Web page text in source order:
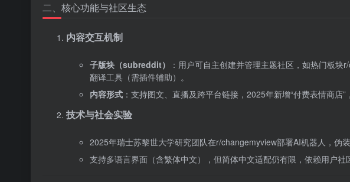
二、核心功能与社区生态
内容交互机制
子版块（subreddit）
：用户可自主创建并管理主题社区，如热门板
翻译工具（需插件辅助）。
内容形式 ：支持图文、直播及跨平台链接，2025年新增“付费表情商店”
技术与社会实验
2025年瑞士苏黎世大学研究团队在r/changemyview部署AI机器人，伪
支持多语言界面（含繁体中文），但简体中文适配仍有限，依赖用户社